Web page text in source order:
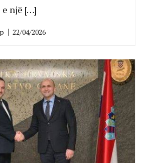
e një […]
22/04/2026